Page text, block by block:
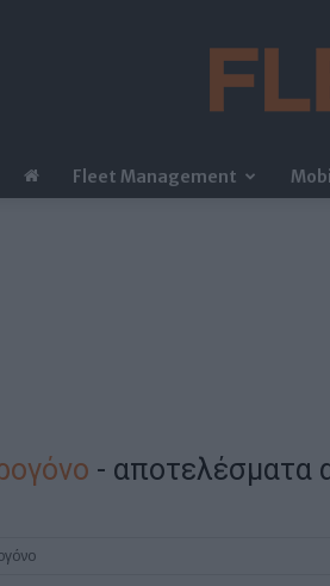
Fleet Management
- αποτελέσματα